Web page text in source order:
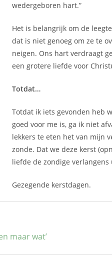
wedergeboren hart.”
Het is belangrijk om de
dat is niet genoeg om ze te
neigen. Ons hart verdraagt
een grotere liefde voor
Totdat…
Totdat ik iets gevonden heb
goed voor me is, ga ik niet
lekkers te eten het van mijn
zonde. Dat we deze kerst
liefde de zondige
Gezegende kerstdagen.
maar wat’